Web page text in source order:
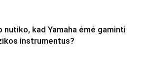
nutiko, kad Yamaha ėmė gaminti
instrumentus?